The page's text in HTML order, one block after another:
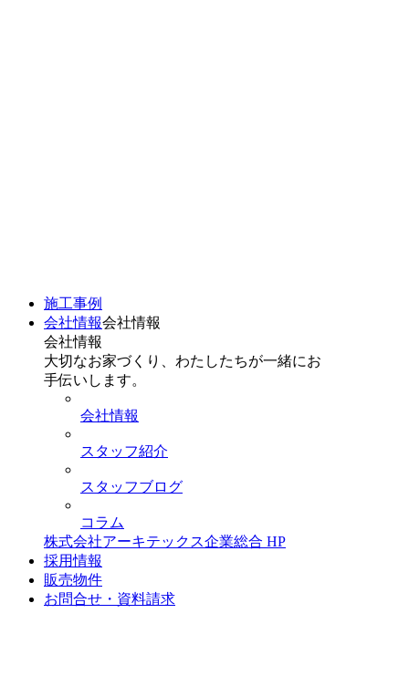
施工事例
会社情報会社情報
会社情報
大切なお家づくり、わたしたちが一緒にお
手伝いします。
会社情報
スタッフ紹介
スタッフブログ
コラム
株式会社アーキテックス企業総合 HP
採用情報
販売物件
お問合せ・資料請求